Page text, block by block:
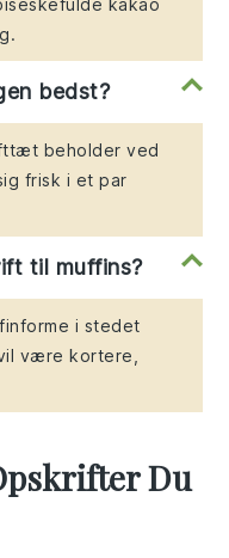
kakao
bedst?
beholder ved
frisk i et par
til muffins?
i stedet
være kortere,
Du